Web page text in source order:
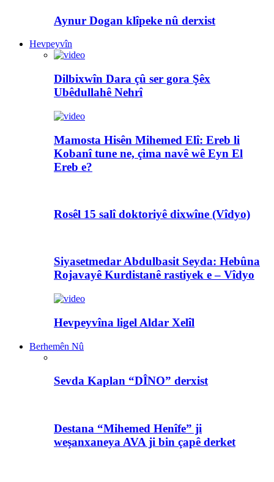
Aynur Dogan klîpeke nû derxist
Hevpeyvîn
Dilbixwîn Dara çû ser gora Şêx
Ubêdullahê Nehrî
Mamosta Hisên Mihemed Elî: Ereb li
Kobanî tune ne, çima navê wê Eyn El
Ereb e?
Rosêl 15 salî doktoriyê dixwîne (Vîdyo)
Siyasetmedar Abdulbasit Seyda: Hebûna
Rojavayê Kurdistanê rastiyek e – Vîdyo
Hevpeyvîna ligel Aldar Xelîl
Berhemên Nû
Sevda Kaplan “DÎNO” derxist
Destana “Mihemed Henîfe” ji
weşanxaneya AVA ji bin çapê derket